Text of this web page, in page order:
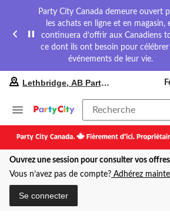
Party City Canada demeure ouvert
les achats en ligne et en magasin,
continuera d’offrir aux Canadiens
ce dont ils ont besoin pour célébrer
événements de leur vie.
préféré
Party
City,
courament
Fermé,
Lethbridge, AB Party City
Recherche
Ouvrez une session pour consulter vos
Vous n’avez pas de compte? Adhérez
Se connecter